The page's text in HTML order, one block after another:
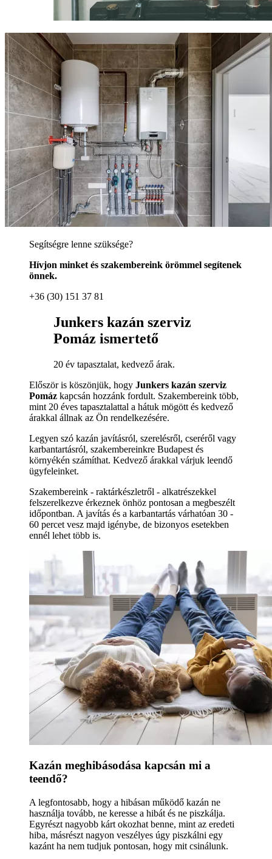
Segítségre lenne szüksége?
Hívjon minket és szakembereink örömmel segítenek
önnek.
+36 (30) 151 37 81
Junkers kazán szerviz
Pomáz ismertető
20 év tapasztalat, kedvező árak.
Először is köszönjük, hogy Junkers kazán szerviz
Pomáz kapcsán hozzánk fordult. Szakembereink több,
mint 20 éves tapasztalattal a hátuk mögött és kedvező
árakkal állnak az Ön rendelkezésére.
Legyen szó kazán javításról, szerelésről, cseréről vagy
karbantartásról, szakembereinkre Budapest és
környékén számíthat. Kedvező árakkal várjuk leendő
ügyfeleinket.
Szakembereink - raktárkészletről - alkatrészekkel
felszerelkezve érkeznek önhöz pontosan a megbeszélt
időpontban. A javítás és a karbantartás várhatóan 30 -
60 percet vesz majd igénybe, de bizonyos esetekben
ennél lehet több is.
Kazán meghibásodása kapcsán mi a
teendő?
A legfontosabb, hogy a hibásan működő kazán ne
használja tovább, ne keresse a hibát és ne piszkálja.
Egyrészt nagyobb kárt okozhat benne, mint az eredeti
hiba, másrészt nagyon veszélyes úgy piszkálni egy
kazánt ha nem tudjuk pontosan, hogy mit csinálunk.